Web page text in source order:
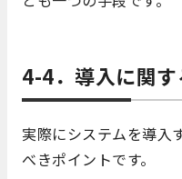
4-4．導入に関
実際にシステムを導入
べきポイントです。